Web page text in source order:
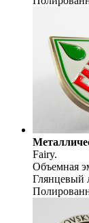
Fairy.
Объемная
Глянцевый